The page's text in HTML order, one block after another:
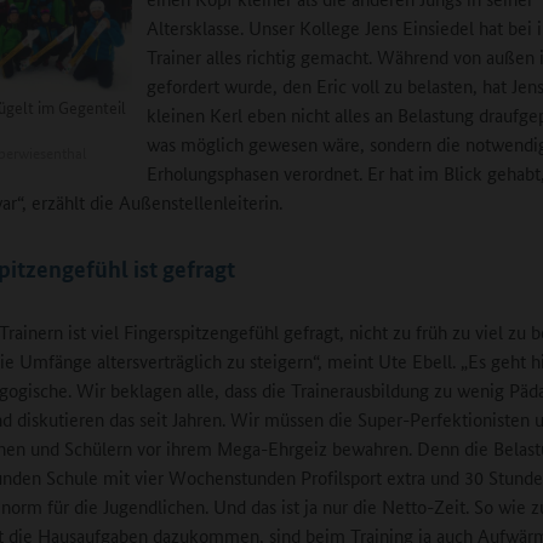
Altersklasse. Unser Kollege Jens Einsiedel hat bei
Trainer alles richtig gemacht. Während von
gefordert wurde, den Eric voll zu belasten, hat
kleinen Kerl eben nicht alles an Belastung
was möglich gewesen wäre, sondern die
Erholungsphasen verordnet. Er hat im Blick
erzählt die Außenstellenleiterin.
ist gefragt
ist viel Fingerspitzengefühl gefragt, nicht zu früh zu viel zu
Umfänge altersverträglich zu steigern“, meint Ute Ebell. „Es geht
Wir beklagen alle, dass die Trainerausbildung zu wenig
diskutieren das seit Jahren. Wir müssen die Super-Perfektionisten
und Schülern vor ihrem Mega-Ehrgeiz bewahren. Denn die
Schule mit vier Wochenstunden Profilsport extra und 30
für die Jugendlichen. Und das ist ja nur die Netto-Zeit. So wie
Hausaufgaben dazukommen, sind beim Training ja auch